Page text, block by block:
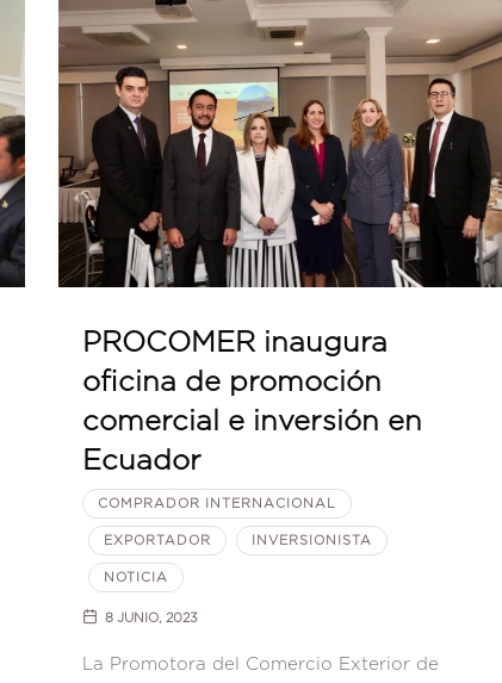
PROCOMER inaugura
oficina de promoción
comercial e inversión en
Ecuador
COMPRADOR INTERNACIONAL
EXPORTADOR INVERSIONISTA
NOTICIA
8 JUNIO, 2023
La Promotora del Comercio Exterior de